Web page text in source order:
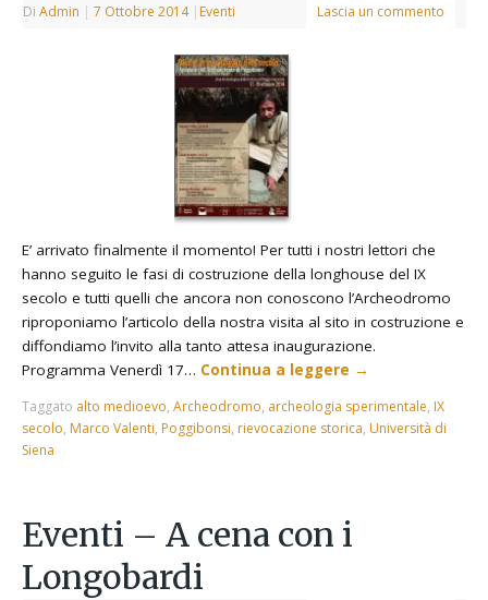
DiAdmin | 7 Ottobre 2014 | Eventi Lascia un commento
E’ arrivato finalmente il momento! Per tutti i nostri lettori che
hanno seguito le fasi di costruzione della longhouse del IX
secolo e tutti quelli che ancora non conoscono l’Archeodromo
riproponiamo l’articolo della nostra visita al sito in costruzione e
diffondiamo l’invito alla tanto attesa inaugurazione.
Programma Venerdì 17… Continua a leggere →
Taggato alto medioevo,Archeodromo, archeologia sperimentale, IX
secolo, Marco Valenti, Poggibonsi, rievocazione storica, Università di
Siena
Eventi – A cena con i
Longobardi